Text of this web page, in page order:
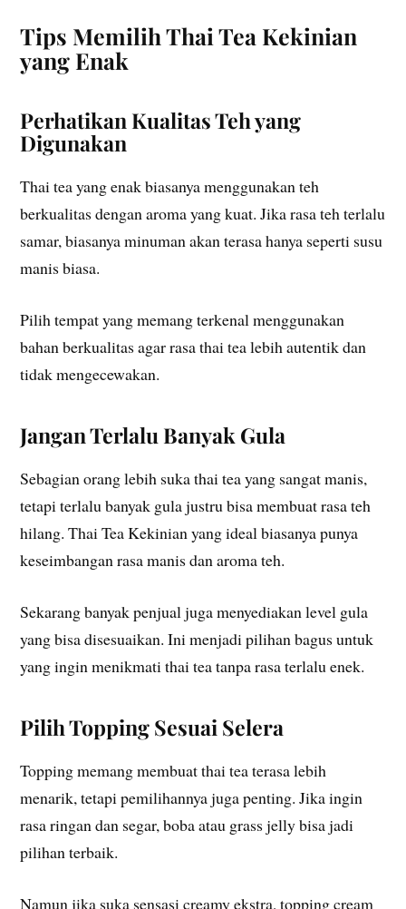
Tips Memilih Thai Tea Kekinian
yang Enak
Perhatikan Kualitas Teh yang
Digunakan
Thai tea yang enak biasanya menggunakan teh
berkualitas dengan aroma yang kuat. Jika rasa teh terlalu
samar, biasanya minuman akan terasa hanya seperti susu
manis biasa.
Pilih tempat yang memang terkenal menggunakan
bahan berkualitas agar rasa thai tea lebih autentik dan
tidak mengecewakan.
Jangan Terlalu Banyak Gula
Sebagian orang lebih suka thai tea yang sangat manis,
tetapi terlalu banyak gula justru bisa membuat rasa teh
hilang. Thai Tea Kekinian yang ideal biasanya punya
keseimbangan rasa manis dan aroma teh.
Sekarang banyak penjual juga menyediakan level gula
yang bisa disesuaikan. Ini menjadi pilihan bagus untuk
yang ingin menikmati thai tea tanpa rasa terlalu enek.
Pilih Topping Sesuai Selera
Topping memang membuat thai tea terasa lebih
menarik, tetapi pemilihannya juga penting. Jika ingin
rasa ringan dan segar, boba atau grass jelly bisa jadi
pilihan terbaik.
Namun jika suka sensasi creamy ekstra, topping cream